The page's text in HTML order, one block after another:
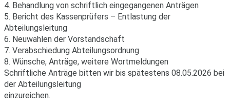
4. Behandlung von schriftlich eingegangenen Anträgen
5. Bericht des Kassenprüfers – Entlastung der
Abteilungsleitung
6. Neuwahlen der Vorstandschaft
7. Verabschiedung Abteilungsordnung
8. Wünsche, Anträge, weitere Wortmeldungen
Schriftliche Anträge bitten wir bis spätestens 08.05.2026 bei
der Abteilungsleitung
einzureichen.